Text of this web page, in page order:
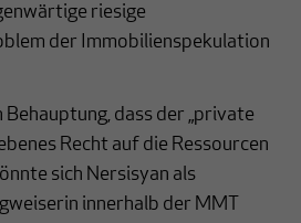
riesige
der Immobilienspekulation
dass der „private
Recht auf die Ressourcen
sich Nersisyan als
innerhalb der MMT